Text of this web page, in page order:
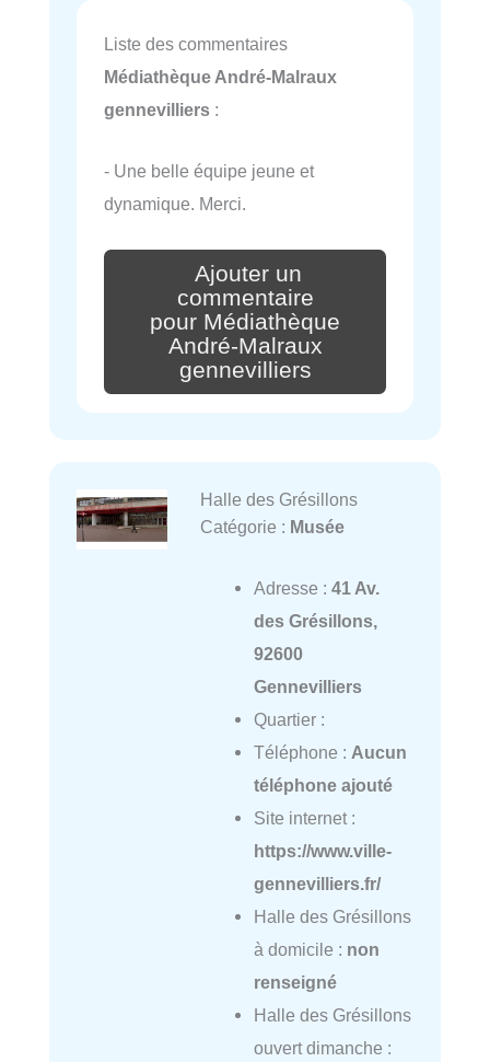
Liste des commentaires
Médiathèque André-Malraux
gennevilliers :
- Une belle équipe jeune et
dynamique. Merci.
Ajouter un
commentaire
pour Médiathèque
André-Malraux
gennevilliers
Halle des Grésillons
Catégorie : Musée
Adresse : 41 Av.
des Grésillons,
92600
Gennevilliers
Quartier :
Téléphone : Aucun
téléphone ajouté
Site internet :
https://www.ville-
gennevilliers.fr/
Halle des Grésillons
à domicile : non
renseigné
Halle des Grésillons
ouvert dimanche :